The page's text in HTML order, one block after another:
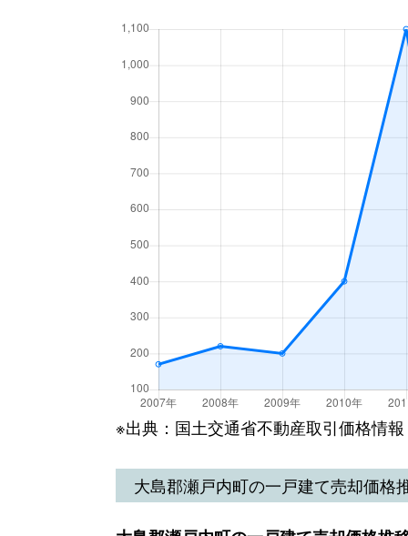
※出典：国土交通省不動産取引価格情
大島郡瀬戸内町の一戸建て売却価格